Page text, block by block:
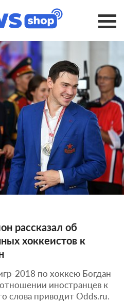
рассказал об
хоккеистов к
2018 по хоккею Богдан
иностранцев к
слова приводит Odds.ru.